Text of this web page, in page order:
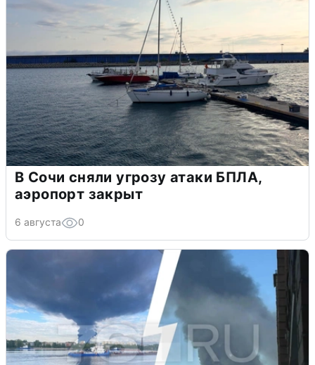
В Сочи сняли угрозу атаки БПЛА,
аэропорт закрыт
6 августа 0